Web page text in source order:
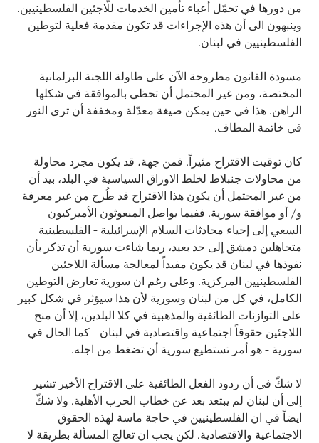
من دورها في تحمّل أعباء تأمين الخدمات للّاجئين الفلسطينيين.
وينبهون الى أن هذه الإجراءات قد تكون مقدمة فعلية لتوطين
الفلسطينيين في لبنان.
مسودة القانون مطروحة الآن على طاولة اللجنة البرلمانية
المختصة، ومن غير المحتمل أن تحظى بالموافقة في شكلها
الراهن. هذا في حين يمكن صيغة معدّلة ومخففة أن ترى النور
في خاتمة المطاف.
كان توقيت الاقتراح مثيراً. فمن جهة، قد يكون مجرد محاولة
من محاولات جنبلاط لخلط الاوراق السياسية في البلد، بيد أن
من غير المحتمل أن يكون هذا الاقتراح قد طُرح من غير معرفة
و/ أو موافقة سورية. ففيما يواصل المبعوثون الأميركيون
السعي إلى إحياء محادثات السلام الإسرائيلية - الفلسطينية
متجاهلين دمشق إلى حد بعيد، ربما شاءت سورية أن تذكر بأن
نفوذها في لبنان قد يكون مفيداً لمعالجة مسألة اللاجئين
الفلسطينيين المركزية. وعلى رغم ان سورية تعارض التوطين
الكامل، في كل من لبنان وسورية لأن هذا سيؤثر في شكل كبير
على التوازنات الطائفية والمذهبية في كلا البلدين، إلا أن منح
اللاجئين حقوقاً اجتماعية واقتصادية في لبنان - كما الحال في
سورية - هو أمر تستطيع سورية أن تضغط من اجله.
لا شكّ في أن ردود الفعل الطائفية على الاقتراح الأخير تشير
إلى أن لبنان لم يبتعد بعد عن خطاب الحرب الأهلية. ولا شكّ
ايضاً في ان الفلسطينيين في حاجة ماسة لهذه الحقوق
الاجتماعية والاقتصادية. لكن يجب ان تعالج المسألة بطريقة لا